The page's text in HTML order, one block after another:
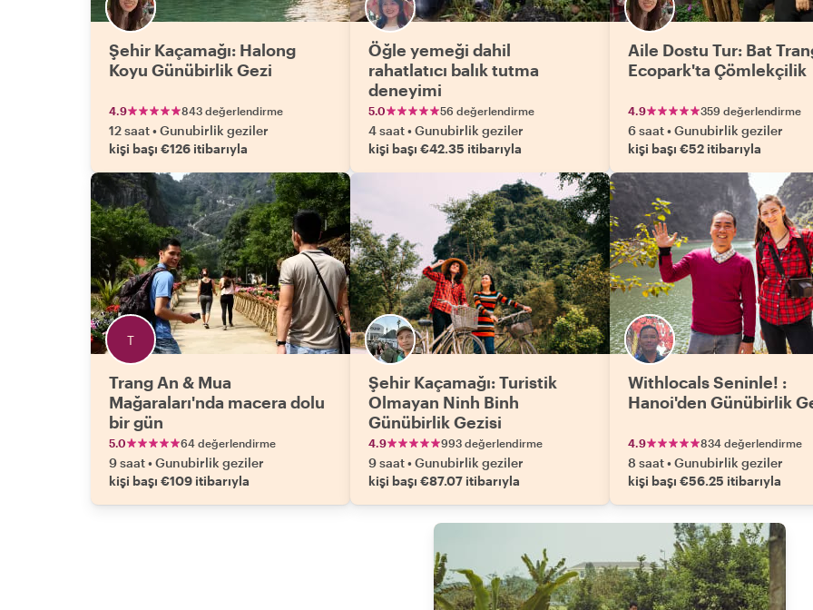
Şehir Kaçamağı: Halong
Koyu Günübirlik Gezi
4.9 843 değerlendirme
12 saat•Gunubirlik geziler
kişi başı €126 itibarıyla
Öğle yemeği dahil
rahatlatıcı balık tutma
deneyimi
5.0 56 değerlendirme
4 saat•Gunubirlik geziler
kişi başı €42.35 itibarıyla
Aile Dostu Tur: Bat
Ecopark'ta Çömlekçilik
4.9 359 değerlendirme
6 saat•Gunubirlik geziler
kişi başı €52 itibarıyla
Trang An & Mua
Mağaraları'nda macera dolu
bir gün
5.0 64 değerlendirme
9 saat•Gunubirlik geziler
kişi başı €109 itibarıyla
Şehir Kaçamağı: Turistik
Olmayan Ninh Binh
Günübirlik Gezisi
4.9 993 değerlendirme
9 saat•Gunubirlik geziler
kişi başı €87.07 itibarıyla
Withlocals Seninle! :
Hanoi'den Günübirlik
4.9 834 değerlendirme
8 saat•Gunubirlik geziler
kişi başı €56.25 itibarıyla